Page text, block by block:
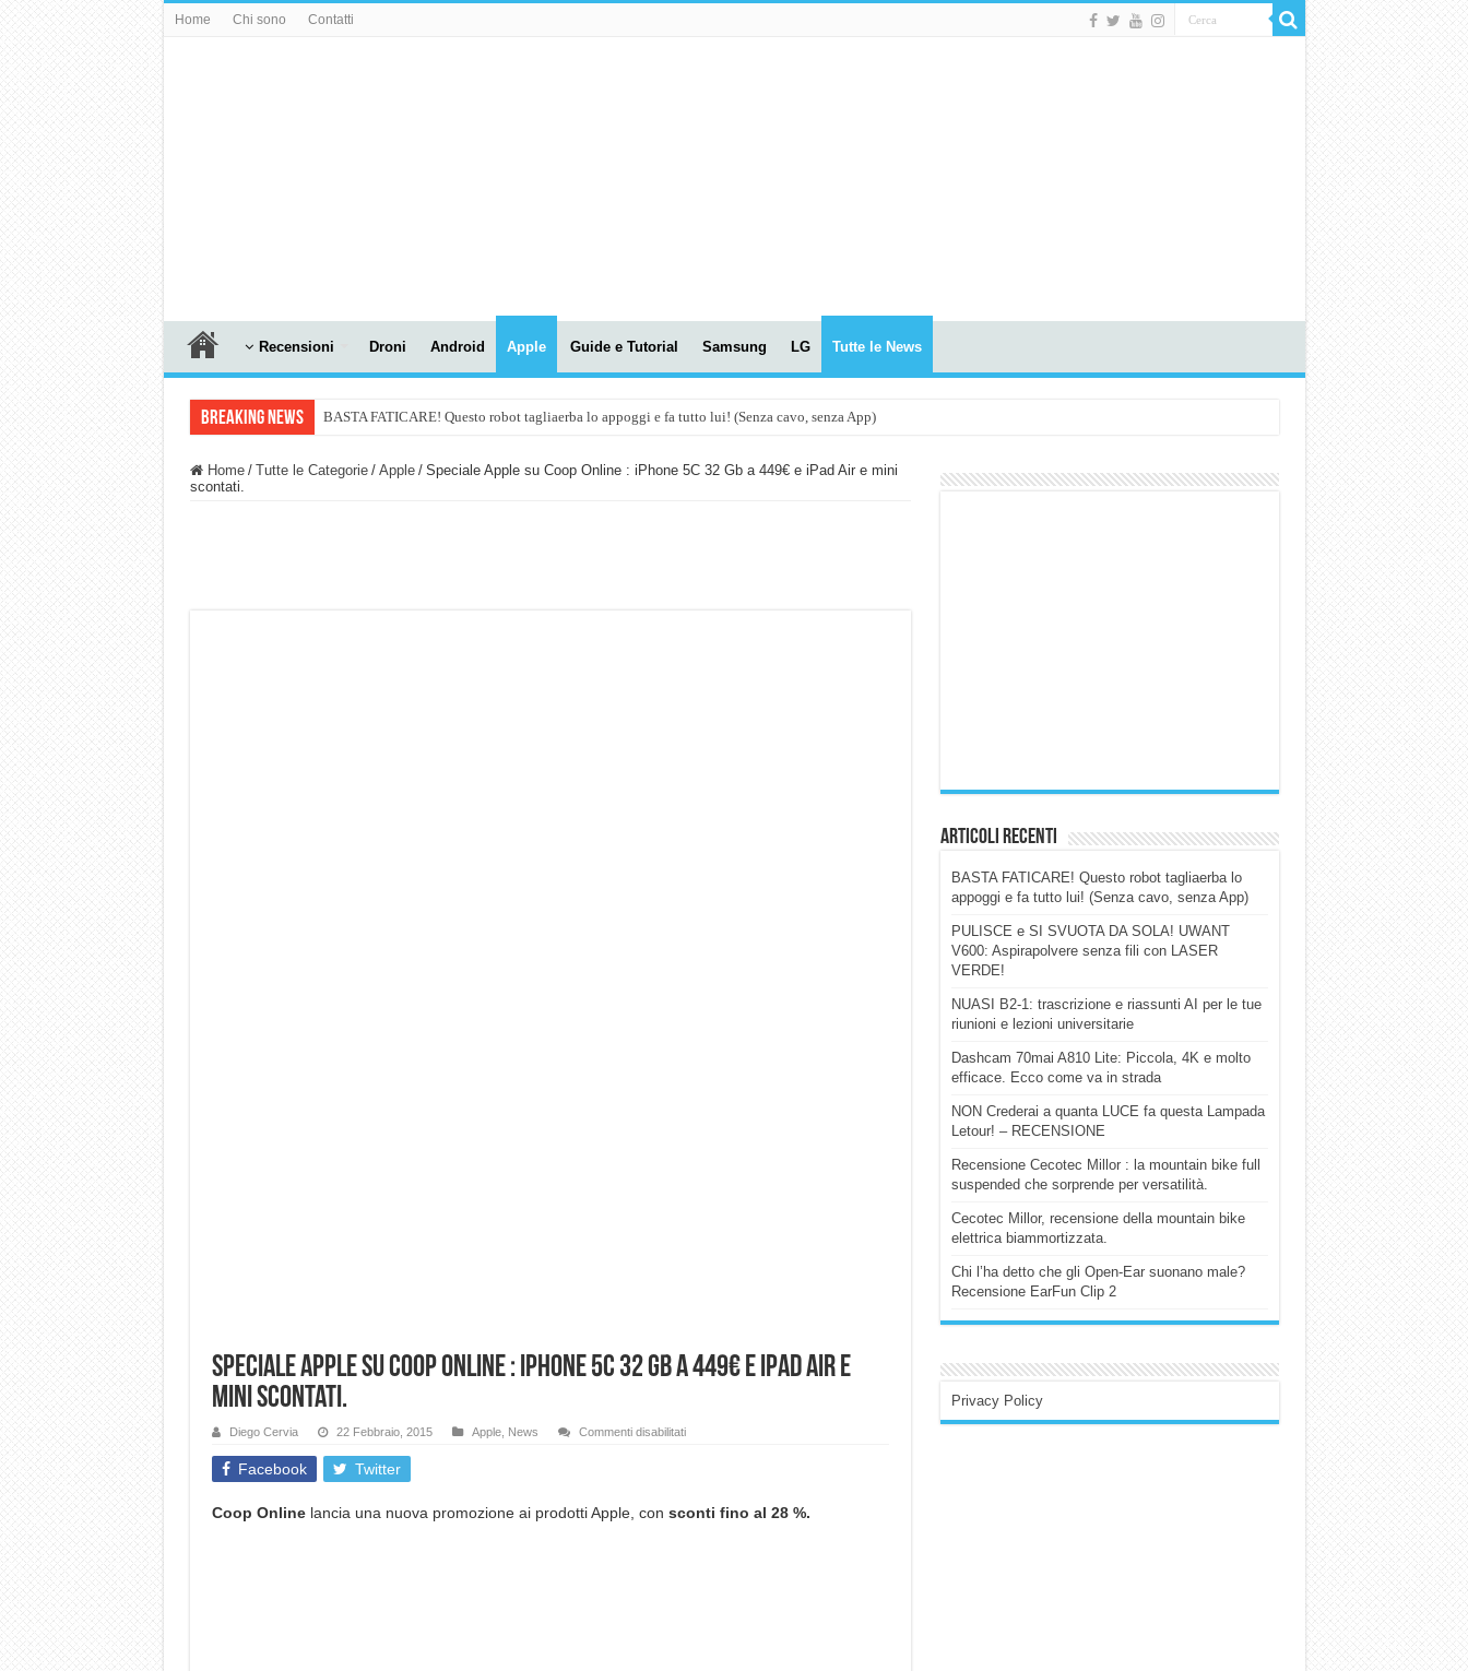
Home Chi sono Contatti
Recensioni Droni Android Apple Guide e Tutorial Samsung LG Tutte le News
Breaking News BASTA FATICARE! Questo robot tagliaerba lo appoggi e fa tutto lui! (Senza cavo, senza App)
Home / Tutte le Categorie / Apple / Speciale Apple su Coop Online : iPhone 5C 32 Gb a 449€ e iPad Air e mini
scontati.
Speciale Apple su Coop Online : iPhone 5C 32 Gb a 449€ e iPad Air e
mini scontati.
Diego Cervia 22 Febbraio, 2015 Apple, News Commenti disabilitatisu
:
iPhone
Facebook Twitter
Coop Onlinelancia una nuova promozione ai prodotti Apple, con sconti fino al 28 %.
Articoli Recenti
BASTA FATICARE! Questo robot tagliaerba lo
appoggi e fa tutto lui! (Senza cavo, senza App)
PULISCE e SI SVUOTA DA SOLA! UWANT
V600: Aspirapolvere senza fili con LASER
VERDE!
NUASI B2-1: trascrizione e riassunti AI per le tue
riunioni e lezioni universitarie
Dashcam 70mai A810 Lite: Piccola, 4K e molto
efficace. Ecco come va in strada
NON Crederai a quanta LUCE fa questa Lampada
Letour! – RECENSIONE
Recensione Cecotec Millor : la mountain bike full
suspended che sorprende per versatilità.
Cecotec Millor, recensione della mountain bike
elettrica biammortizzata.
Chi l’ha detto che gli Open-Ear suonano male?
Recensione EarFun Clip 2
Privacy Policy